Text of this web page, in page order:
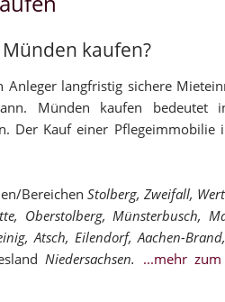
kaufen?
langfristig sichere
Münden kaufen bedeutet
Der Kauf einer Pflegeimmobilie
Bereichen Stolberg, Zweifall,
Oberstolberg, Münsterbusch,
Atsch, Eilendorf, Aachen-
Niedersachsen. ...mehr zum